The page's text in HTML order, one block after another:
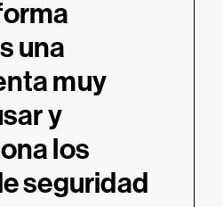
una
muy
y
los
seguridad